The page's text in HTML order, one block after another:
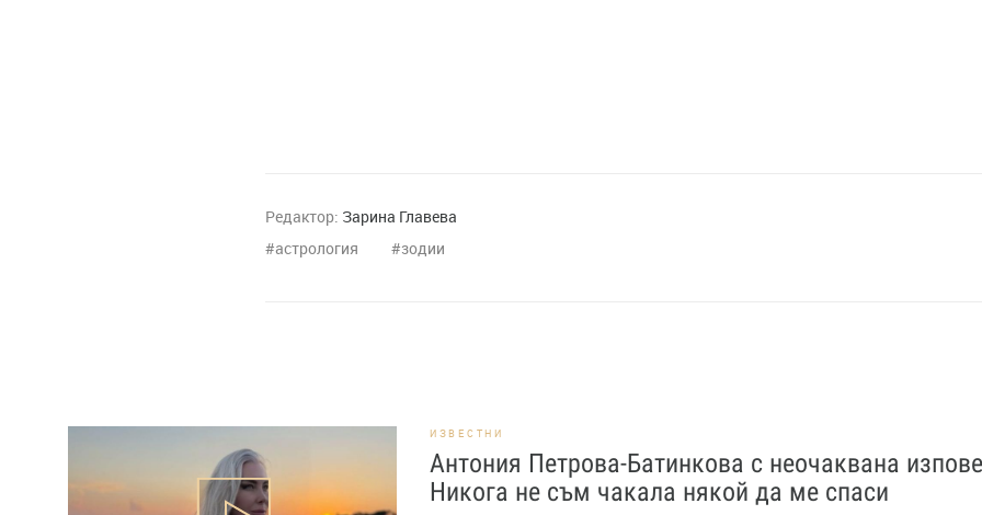
Редактор: Зарина Главева
астрология
зодии
ИЗВЕСТНИ
Антония Петрова-Батинкова с неочаквана
Никога не съм чакала някой да ме спаси